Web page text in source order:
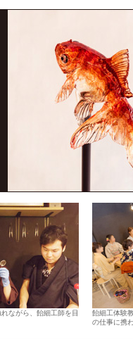
ながら、飴細工師を目
飴細工体験
の仕事に携